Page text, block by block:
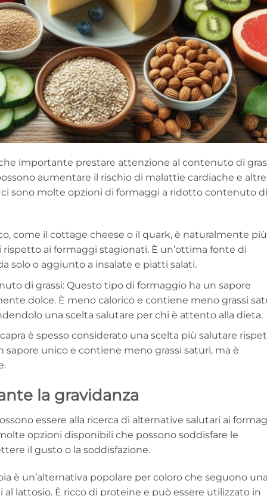
importante prestare attenzione al contenuto di
aumentare il rischio di malattie cardiache e altre
sono molte opzioni di formaggi a ridotto contenuto di
come il cottage cheese o il quark, è naturalmente più
ai formaggi stagionati. È un’ottima fonte di
solo o aggiunto a insalate e piatti salati.
di grassi: Questo tipo di formaggio ha un sapore
dolce. È meno calorico e contiene meno grassi
una scelta salutare per chi è attento alla dieta.
è spesso considerato una scelta più salutare
sapore unico e contiene meno grassi saturi, ma è
la gravidanza
essere alla ricerca di alternative salutari ai
opzioni disponibili che possono soddisfare le
il gusto o la soddisfazione.
è un’alternativa popolare per coloro che seguono
lattosio. È ricco di proteine e può essere utilizzato in